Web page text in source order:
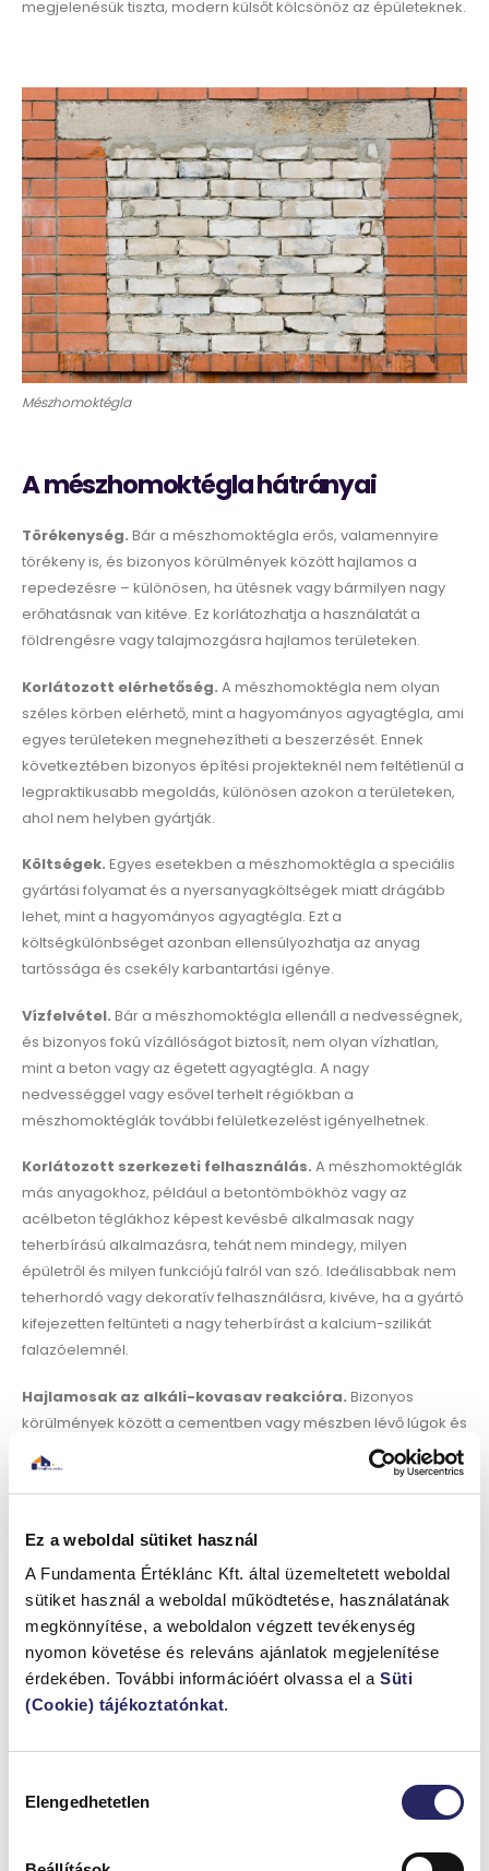
Ez a weboldal sütiket használ
A Fundamenta Értéklánc Kft. által üzemeltetett weboldal
sütiket használ a weboldal működtetése, használatának
megkönnyítése, a weboldalon végzett tevékenység
nyomon követése és releváns ajánlatok megjelenítése
érdekében. További információért olvassa el a Süti
(Cookie) tájékoztatónkat.
kiválasztása
Elengedhetetlen
megjelenésük tiszta, modern külsőt kölcsönöz az épületeknek.
Mészhomoktégla
A mészhomoktégla hátrányai
Törékenység. Bár a mészhomoktégla erős, valamennyire
törékeny is, és bizonyos körülmények között hajlamos a
repedezésre – különösen, ha ütésnek vagy bármilyen nagy
erőhatásnak van kitéve. Ez korlátozhatja a használatát a
földrengésre vagy talajmozgásra hajlamos területeken.
Korlátozott elérhetőség. A mészhomoktégla nem olyan
széles körben elérhető, mint a hagyományos agyagtégla, ami
egyes területeken megnehezítheti a beszerzését. Ennek
következtében bizonyos építési projekteknél nem feltétlenül a
legpraktikusabb megoldás, különösen azokon a területeken,
ahol nem helyben gyártják.
Költségek. Egyes esetekben a mészhomoktégla a speciális
gyártási folyamat és a nyersanyagköltségek miatt drágább
lehet, mint a hagyományos agyagtégla. Ezt a
költségkülönbséget azonban ellensúlyozhatja az anyag
tartóssága és csekély karbantartási igénye.
Vízfelvétel. Bár a mészhomoktégla ellenáll a nedvességnek,
és bizonyos fokú vízállóságot biztosít, nem olyan vízhatlan,
mint a beton vagy az égetett agyagtégla. A nagy
nedvességgel vagy esővel terhelt régiókban a
mészhomoktéglák további felületkezelést igényelhetnek.
Korlátozott szerkezeti felhasználás. A mészhomoktéglák
más anyagokhoz, például a betontömbökhöz vagy az
acélbeton téglákhoz képest kevésbé alkalmasak nagy
teherbírású alkalmazásra, tehát nem mindegy, milyen
épületről és milyen funkciójú falról van szó. Ideálisabbak nem
teherhordó vagy dekoratív felhasználásra, kivéve, ha a gyártó
kifejezetten feltünteti a nagy teherbírást a kalcium-szilikát
falazóelemnél.
Hajlamosak az alkáli-kovasav reakcióra. Bizonyos
körülmények között a cementben vagy mészben lévő lúgok és
a homokban lévő reaktív kovasav közötti kémiai reakció
tágulást és repedezést okozhat. Ez a jelenség alkáli-kovasav
reakció néven ismert.
Konklúzió
A mészhomoktégla számos előnnyel jár, többek között
tartóssággal,tűzállósággal,jó szigetelési
tulajdonságokkal, ráadásul kevesebb terhet ró a
és jó eséllyelmagasabb költségeimiatt azonban kevésbé
építkezéseknél lehet a leginkább kamatoztatni, ahol a
a legfontosabbak – elsősorban alacsonyabb épületek,